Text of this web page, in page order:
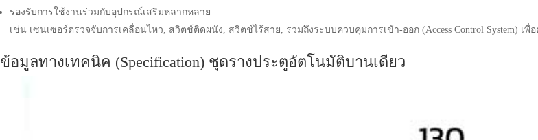
รองรับการใช้งานร่วมกับอุปกรณ์เสริมหลากหลาย
เช่น เซนเซอร์ตรวจจับการเคลื่อนไหว, สวิตช์ติดผนัง, สวิตช์ไร้สาย, รวมถึงระบบควบคุมการเข้า-ออก (Access Control System) เ
ข้อมูลทางเทคนิค (Specification) ชุดรางประตูอัตโนมัติบานเดียว